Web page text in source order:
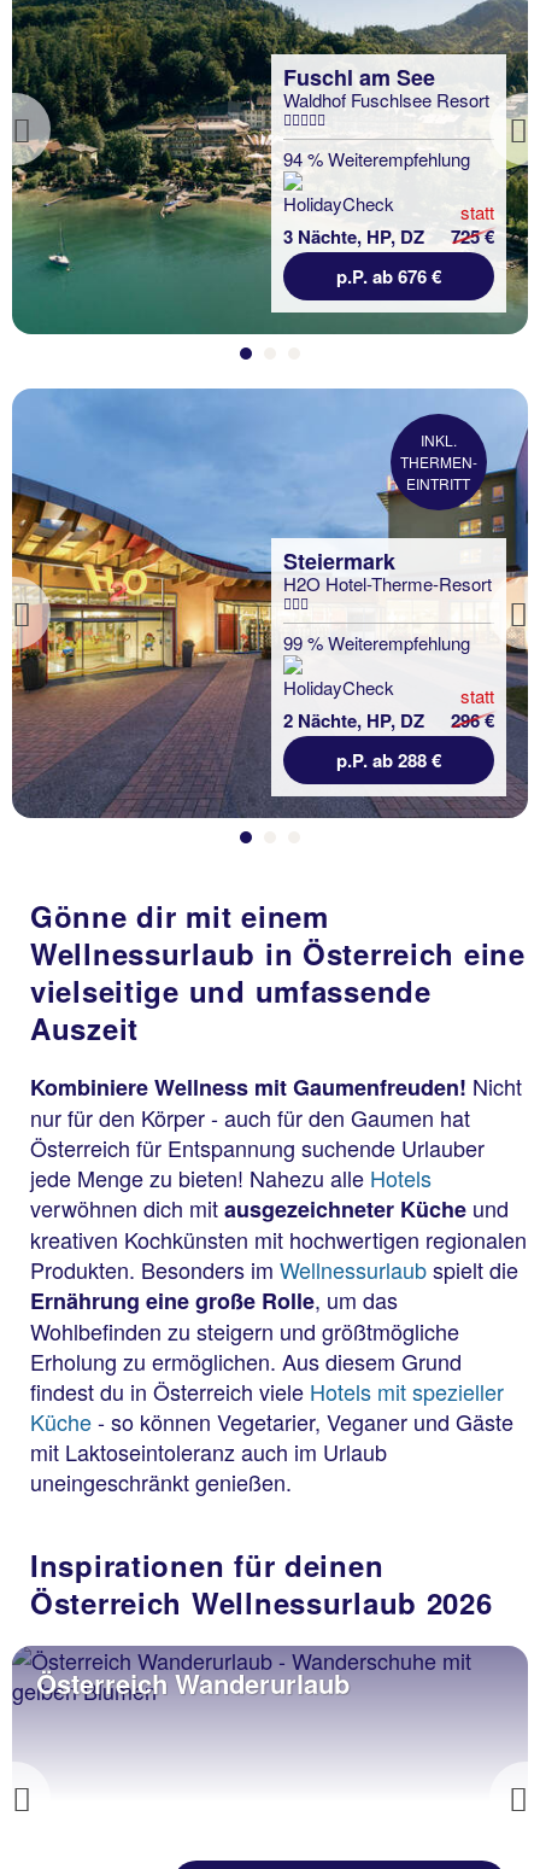
Previous
Fuschl am See
Waldhof Fuschlsee Resort
94 % Weiterempfehlung
3 Nächte, HP, DZ
statt
725 €
p.P. ab 676 €
Previous
Steiermark
H2O Hotel-Therme-Resort
99 % Weiterempfehlung
2 Nächte, HP, DZ
statt
296 €
p.P. ab 288 €
INKL.
THERMEN-
EINTRITT
Gönne dir mit einem
Wellnessurlaub in Österreich eine
vielseitige und umfassende
Auszeit
Kombiniere Wellness mit Gaumenfreuden! Nicht
nur für den Körper - auch für den Gaumen hat
Österreich für Entspannung suchende Urlauber
jede Menge zu bieten! Nahezu alle Hotels
verwöhnen dich mitausgezeichneter Küche und
kreativen Kochkünsten mit hochwertigen regionalen
Produkten. Besonders im Wellnessurlaubspielt die
Ernährung eine große Rolle, um das
Wohlbefinden zu steigern und größtmögliche
Erholung zu ermöglichen. Aus diesem Grund
findest du in Österreich viele Hotels mit spezieller
Küche- so können Vegetarier, Veganer und Gäste
mit Laktoseintoleranz auch im Urlaub
uneingeschränkt genießen.
Inspirationen für deinen
Österreich Wellnessurlaub 2026
Previous
Österreich Wanderurlaub